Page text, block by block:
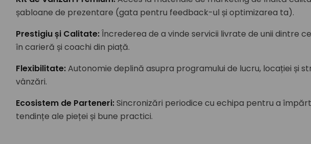
șabloane de prezentare (gata pentru feedback-ul și optimizarea ta).
Prestigiu și Calitate:Încrederea de a vinde servicii livrate de unii dintre
în carieră și coachi din piață.
Flexibilitate:Autonomie deplină asupra programului de lucru, locației și
vânzări.
Ecosistem de Parteneri:Sincronizări periodice cu echipa pentru a
tendințe ale pieței și bune practici.